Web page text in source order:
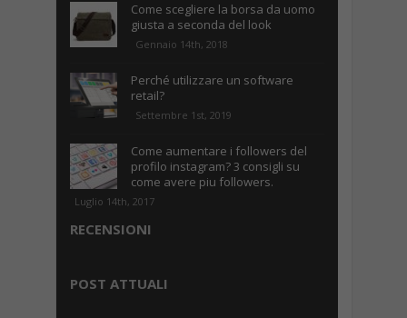
Come scegliere la borsa da uomo
giusta a seconda del look
Gennaio 14th, 2018
Perché utilizzare un software
retail?
Settembre 1st, 2019
Come aumentare i followers del
profilo instagram? 3 consigli su
come avere piu followers.
Luglio 14th, 2017
RECENSIONI
POST ATTUALI